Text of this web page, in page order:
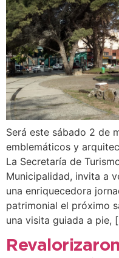
Será este sábado 2 de
emblemáticos y
La Secretaría de
Municipalidad, invita a
una enriquecedora
patrimonial el próximo
una visita guiada a pie,